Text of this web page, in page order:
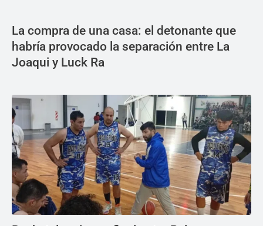
La compra de una casa: el detonante que
habría provocado la separación entre La
Joaqui y Luck Ra